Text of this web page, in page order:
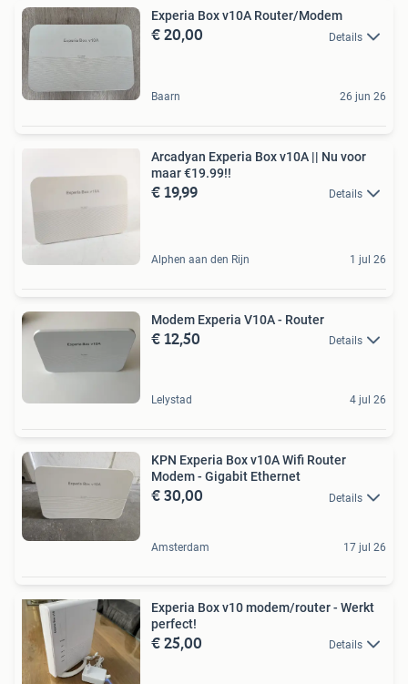
Experia Box v10A Router/Modem
€ 20,00 Details
Baarn 26 jun 26
Arcadyan Experia Box v10A || Nu voor
maar €19.99!!
€ 19,99 Details
Alphen aan den Rijn 1 jul 26
Modem Experia V10A - Router
€ 12,50 Details
Lelystad 4 jul 26
KPN Experia Box v10A Wifi Router
Modem - Gigabit Ethernet
€ 30,00 Details
Amsterdam 17 jul 26
Experia Box v10 modem/router - Werkt
perfect!
€ 25,00 Details